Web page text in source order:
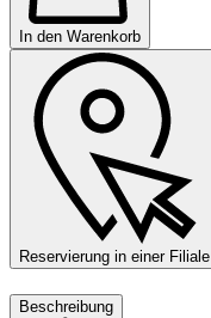
In den Warenkorb
Reservierung in einer Filiale
Beschreibung